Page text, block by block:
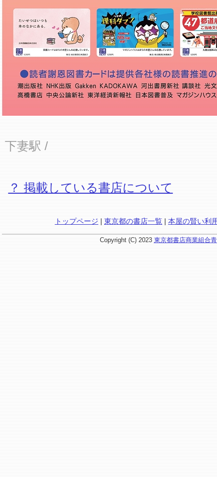
下妻駅 /
？ 掲載している書店について
トップページ | 東京都の書店一覧 | 本屋の賢い利
Copyright (C) 2023 東京都書店商業組合